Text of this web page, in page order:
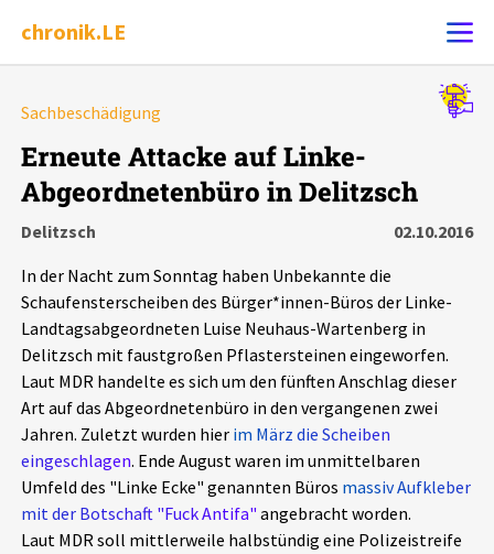
chronik.LE
Chronik
Leipziger Zustände
Schlaglichter
Phänomene
Aktuelles
Sachbeschädigung
Erneute Attacke auf Linke-
Abgeordnetenbüro in Delitzsch
Delitzsch
02.10.2016
In der Nacht zum Sonntag haben Unbekannte die
Schaufensterscheiben des Bürger*innen-Büros der Linke-
Landtagsabgeordneten Luise Neuhaus-Wartenberg in
Delitzsch mit faustgroßen Pflastersteinen eingeworfen.
Laut MDR handelte es sich um den fünften Anschlag dieser
Art auf das Abgeordnetenbüro in den vergangenen zwei
Jahren. Zuletzt wurden hier im März die Scheiben
eingeschlagen. Ende August waren im unmittelbaren
Umfeld des "Linke Ecke" genannten Büros massiv Aufkleber
mit der Botschaft "Fuck Antifa" angebracht worden.
Laut MDR soll mittlerweile halbstündig eine Polizeistreife
Alle Ereignisse
Ereignisse Statistik